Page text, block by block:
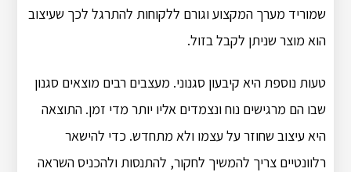
שמוריד מערך המקצוע וגורם ללקוחות להתרגל לכך שעיצוב
הוא מוצר שניתן לקבל בזול.
טעות נוספת היא קיבעון סגנוני. מעצבים רבים מוצאים סגנון
שבו הם מרגישים נוח ונצמדים אליו יותר מדי זמן. התוצאה
היא עיצוב שחוזר על עצמו ולא מתחדש. כדי להישאר
רלוונטיים צריך להמשיך לחקור, להתנסות ולהכניס השראה